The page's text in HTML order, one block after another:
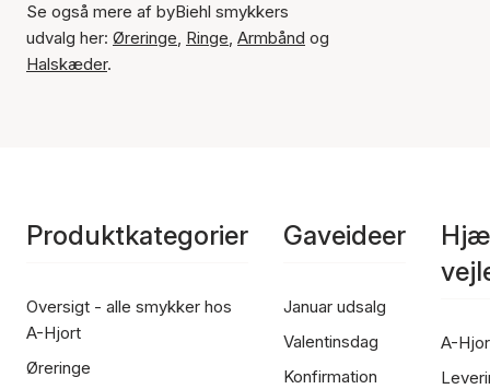
Se også mere af byBiehl smykkers
udvalg her: Øreringe, Ringe, Armbånd og
Halskæder.
Produktkategorier
Oversigt - alle smykker hos
A-Hjort
Øreringe
Gaveideer
Januar udsalg
Valentinsdag
Konfirmation
A-